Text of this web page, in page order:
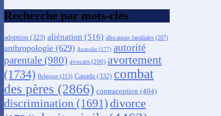
Recherche par mots-clés
adoption (323) aliénation (516) allocations familiales (207)
anthropologie (629) Australie (177) autorité
parentale (980) avocats (290) avortement
(1734) Belgique (213) Canada (332) combat
des pères (2866) contraception (404)
discrimination (1691) divorce